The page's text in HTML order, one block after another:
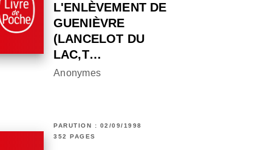
L'ENLÈVEMENT DE
GUENIÈVRE
(LANCELOT DU
LAC,T…
Anonymes
PARUTION : 02/09/1998
352 PAGES